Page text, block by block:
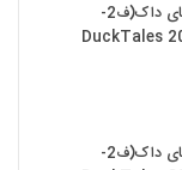
انیمیشن ماجراهای داک(ف2-
انیمیشن ماجراهای داک(ف2-